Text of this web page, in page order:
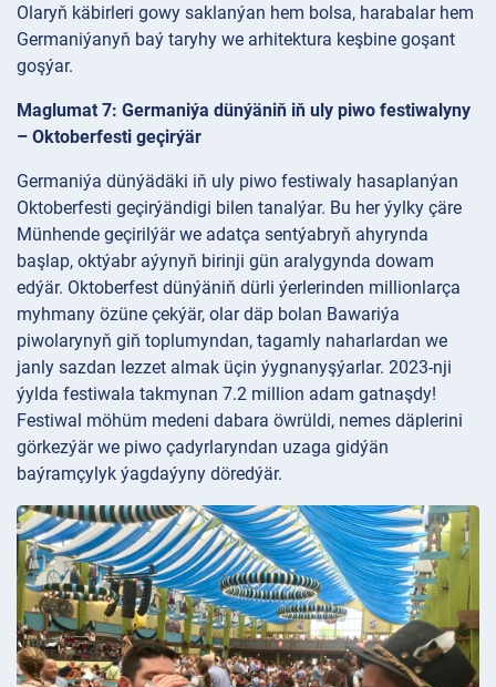
Olaryň käbirleri gowy saklanýan hem bolsa, harabalar hem
Germaniýanyň baý taryhy we arhitektura keşbine goşant
goşýar.
Maglumat 7: Germaniýa dünýäniň iň uly piwo festiwalyny
– Oktoberfesti geçirýär
Germaniýa dünýädäki iň uly piwo festiwaly hasaplanýan
Oktoberfesti geçirýändigi bilen tanalýar. Bu her ýylky çäre
Münhende geçirilýär we adatça sentýabryň ahyrynda
başlap, oktýabr aýynyň birinji gün aralygynda dowam
edýär. Oktoberfest dünýäniň dürli ýerlerinden millionlarça
myhmany özüne çekýär, olar däp bolan Bawariýa
piwolarynyň giň toplumyndan, tagamly naharlardan we
janly sazdan lezzet almak üçin ýygnanyşýarlar. 2023-nji
ýylda festiwala takmynan 7.2 million adam gatnaşdy!
Festiwal möhüm medeni dabara öwrüldi, nemes däplerini
görkezýär we piwo çadyrlaryndan uzaga gidýän
baýramçylyk ýagdaýyny döredýär.